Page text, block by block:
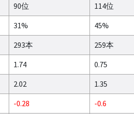
90位 114位
31% 45%
293本 259本
1.74 0.75
2.02 1.35
-0.28 -0.6